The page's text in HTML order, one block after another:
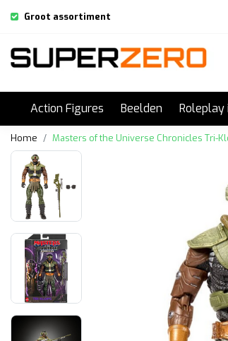
Groot assortiment
Action Figures Beelden Roleplay
Home Masters of the Universe Chronicles Tri-